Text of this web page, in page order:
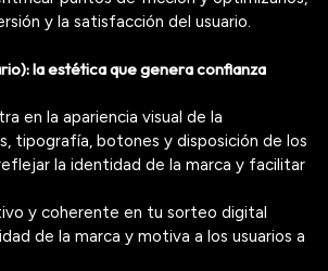
y la satisfacción del usuario.
la estética que genera confianza
en la apariencia visual de la
tipografía, botones y disposición de los
la identidad de la marca y facilitar
y coherente en tu sorteo digital
de la marca y motiva a los usuarios a